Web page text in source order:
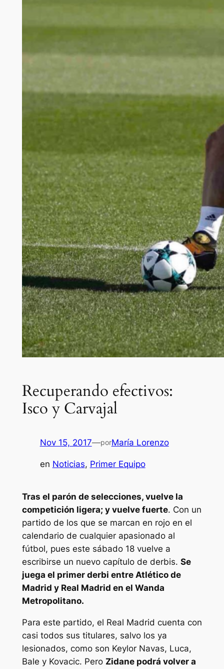
Recuperando efectivos:
Isco y Carvajal
Nov 15, 2017—porMaría Lorenzo
en Noticias, Primer Equipo
Tras el parón de selecciones, vuelve la
competición ligera; y vuelve fuerte. Con un
partido de los que se marcan en rojo en el
calendario de cualquier apasionado al
fútbol, pues este sábado 18 vuelve a
escribirse un nuevo capítulo de derbis. Se
juega el primer derbi entre Atlético de
Madrid y Real Madrid en el Wanda
Metropolitano.
Para este partido, el Real Madrid cuenta con
casi todos sus titulares, salvo los ya
lesionados, como son Keylor Navas, Luca,
Bale y Kovacic. Pero Zidane podrá volver a